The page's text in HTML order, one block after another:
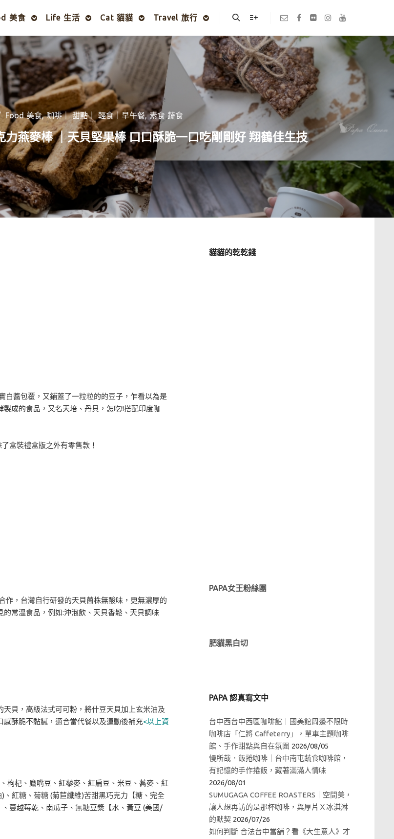
美食 Life 生活 Cat 貓貓 Travel 旅行
Food 美食,咖啡｜ 甜點｜ 輕食｜早午餐,素食 蔬食
燕麥棒 ｜天貝堅果棒 口口酥脆一口吃剛剛好 翔鶴佳生技
白醬包覆，又鋪蓋了一粒粒的的豆子，乍看以為是
成的食品，又名天培、丹貝，怎吃!!搭配印度咖
盒裝禮盒版之外有零售款！
作，台灣自行研發的天貝菌株無酸味，更無濃厚的
常溫食品，例如:沖泡飲、天貝香鬆、天貝調味
貝，高級法式可可粉，將什豆天貝加上玄米油及
酥脆不黏膩，適合當代餐以及運動後補充<以上資
枸杞、鷹嘴豆、紅藜麥、紅扁豆、米豆、蕎麥、紅
紅糖、菊糖 (菊苣纖維)苦甜黑巧克力【糖、完全
蔓越莓乾、南瓜子、無糖豆漿【水、黃豆 (美國/
貓貓的乾乾錢
PAPA女王粉絲團
肥貓黑白切
PAPA 認真寫文中
台中西台中西區咖啡館｜國美館周邊不限時
咖啡店「仁將 Caffeterry」，單車主題咖啡
館、手作甜點與自在氛圍 2026/08/05
慢所哉．飯捲咖啡｜台中南屯蔬食咖啡館，
有記憶的手作捲飯，藏著滿滿人情味
2026/08/01
SUMUGAGA COFFEE ROASTERS｜空間美，
讓人想再訪的是那杯咖啡，與厚片Ｘ冰淇淋
的默契 2026/07/26
如何判斷 合法台中當舖？看《大生意人》才